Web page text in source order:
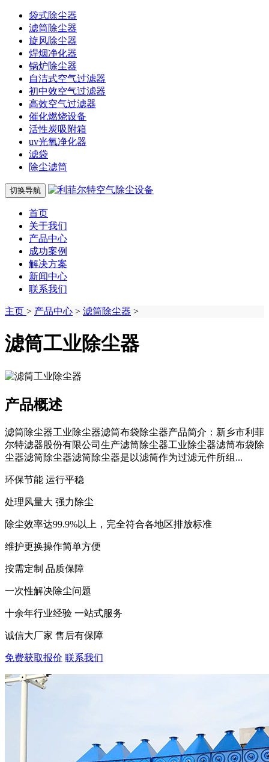
袋式除尘器
滤筒除尘器
旋风除尘器
焊烟净化器
锅炉除尘器
自洁式空气过滤器
初中效空气过滤器
高效空气过滤器
催化燃烧设备
活性炭吸附箱
uv光氧净化器
滤袋
除尘滤筒
切换导航
首页
关于我们
产品中心
成功案例
解决方案
新闻中心
联系我们
主页 > 产品中心 > 滤筒除尘器 >
滤筒工业除尘器
产品概述
滤筒除尘器工业除尘器滤筒布袋除尘器产品简介：新乡市利菲
尔特滤器股份有限公司生产滤筒除尘器工业除尘器滤筒布袋除
尘器滤筒除尘器滤筒除尘器是以滤筒作为过滤元件所组...
环保节能 运行平稳
处理风量大 强力除尘
除尘效率达99.9%以上，完全符合各地区排放标准
维护更换操作简单方便
按需定制 品质保障
一次性解决除尘问题
十余年行业经验 一站式服务
诚信大厂家 售后有保障
免费获取报价 联系我们